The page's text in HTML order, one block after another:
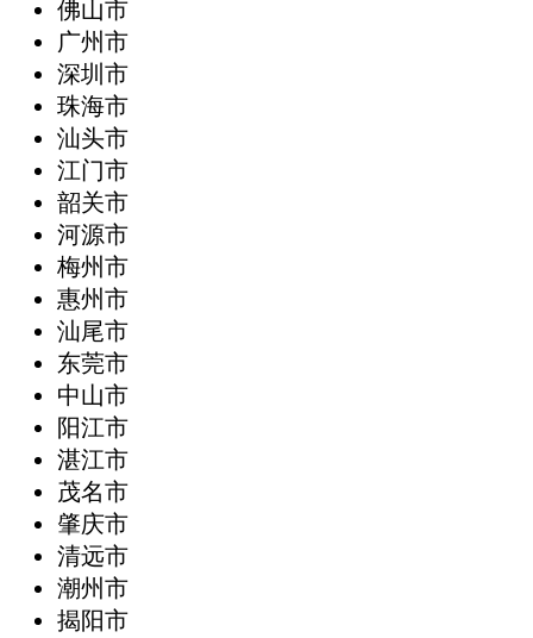
‌佛山市
广州市
深圳市
珠海市
汕头市
江门市
韶关市
河源市
梅州市
惠州市
汕尾市
东莞市
中山市
阳江市
湛江市
茂名市
肇庆市
清远市
潮州市
揭阳市